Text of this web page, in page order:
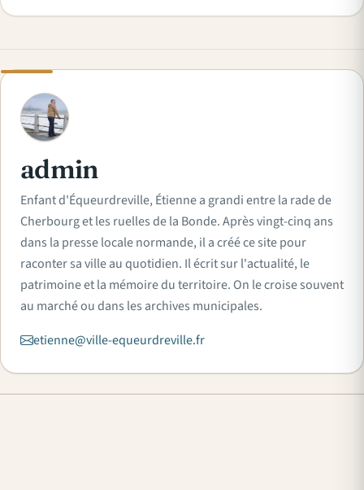
A
admin
Enfant d'Équeurdreville, Étienne a grandi entre la rade de
Cherbourg et les ruelles de la Bonde. Après vingt-cinq ans
dans la presse locale normande, il a créé ce site pour
raconter sa ville au quotidien. Il écrit sur l'actualité, le
patrimoine et la mémoire du territoire. On le croise souvent
au marché ou dans les archives municipales.
etienne@ville-equeurdreville.fr